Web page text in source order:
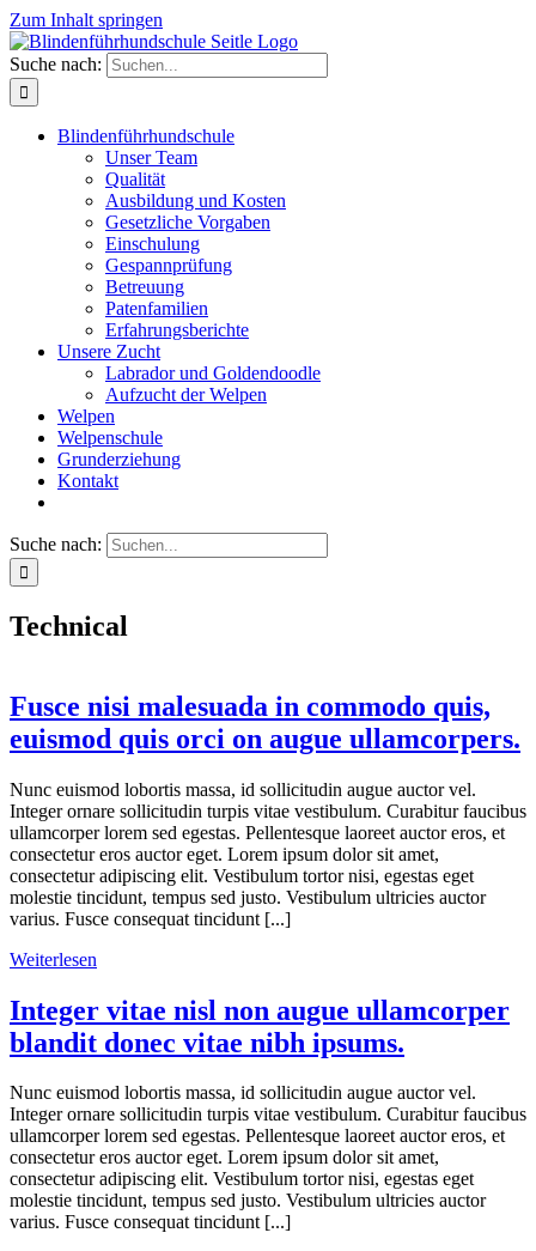
Zum Inhalt springen
Suche nach:
Blindenführhundschule
Unser Team
Qualität
Ausbildung und Kosten
Gesetzliche Vorgaben
Einschulung
Gespannprüfung
Betreuung
Patenfamilien
Erfahrungsberichte
Unsere Zucht
Labrador und Goldendoodle
Aufzucht der Welpen
Welpen
Welpenschule
Grunderziehung
Kontakt
Suche nach:
Technical
Fusce nisi malesuada in commodo quis,
euismod quis orci on augue ullamcorpers.
Nunc euismod lobortis massa, id sollicitudin augue auctor vel.
Integer ornare sollicitudin turpis vitae vestibulum. Curabitur faucibus
ullamcorper lorem sed egestas. Pellentesque laoreet auctor eros, et
consectetur eros auctor eget. Lorem ipsum dolor sit amet,
consectetur adipiscing elit. Vestibulum tortor nisi, egestas eget
molestie tincidunt, tempus sed justo. Vestibulum ultricies auctor
varius. Fusce consequat tincidunt [...]
Weiterlesen
Integer vitae nisl non augue ullamcorper
blandit donec vitae nibh ipsums.
Nunc euismod lobortis massa, id sollicitudin augue auctor vel.
Integer ornare sollicitudin turpis vitae vestibulum. Curabitur faucibus
ullamcorper lorem sed egestas. Pellentesque laoreet auctor eros, et
consectetur eros auctor eget. Lorem ipsum dolor sit amet,
consectetur adipiscing elit. Vestibulum tortor nisi, egestas eget
molestie tincidunt, tempus sed justo. Vestibulum ultricies auctor
varius. Fusce consequat tincidunt [...]